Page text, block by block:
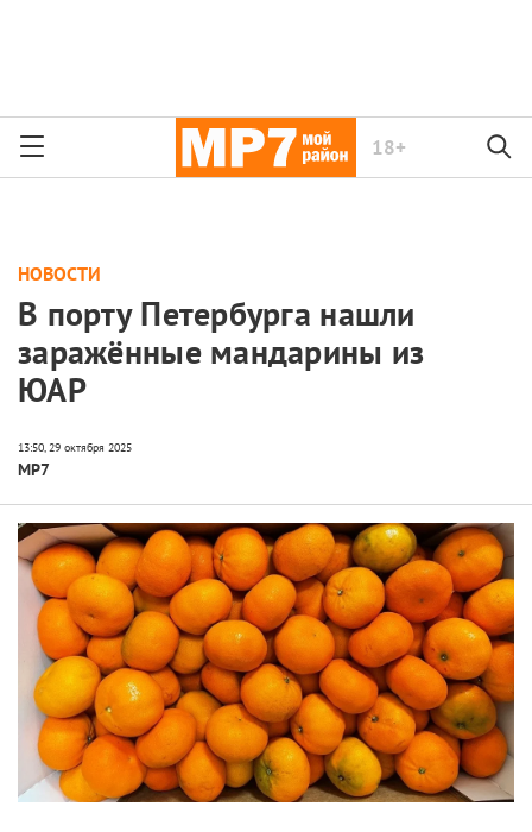
18+
НОВОСТИ
В порту Петербурга нашли
заражённые мандарины из
ЮАР
МР7